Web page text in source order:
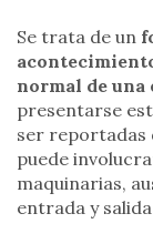
Se trata de un
normal de una
presentarse
ser reportadas
puede
maquinarias,
entrada y